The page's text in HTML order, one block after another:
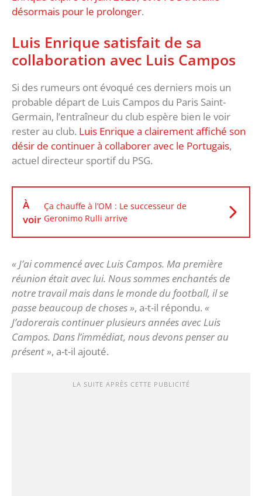
désormais pour le prolonger.
Luis Enrique satisfait de sa
collaboration avec Luis Campos
Si des rumeurs ont évoqué ces derniers mois un
probable départ de Luis Campos du Paris Saint-
Germain, l’entraîneur du club espère bien le voir
rester au club. Luis Enrique a clairement affiché son
désir de continuer à collaborer avec le Portugais,
actuel directeur sportif du PSG.
À
voir
Ça chauffe à l’OM : Le successeur de
Geronimo Rulli arrive
« J’ai commencé avec Luis Campos. Ma première
réunion était avec lui. Nous sommes enchantés de
notre travail mais dans le monde du football, il se
passe beaucoup de choses », a-t-il répondu. «
J’adorerais continuer plusieurs années avec Luis
Campos. Dans l’immédiat, nous devons penser au
présent », a-t-il ajouté.
LA SUITE APRÈS CETTE PUBLICITÉ